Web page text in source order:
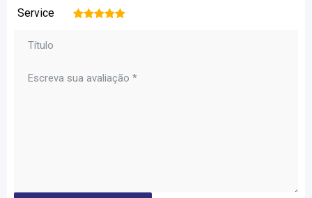
Service 5
4
3
2